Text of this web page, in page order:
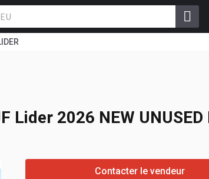
Lider 2026 NEW
Contacter le vendeur